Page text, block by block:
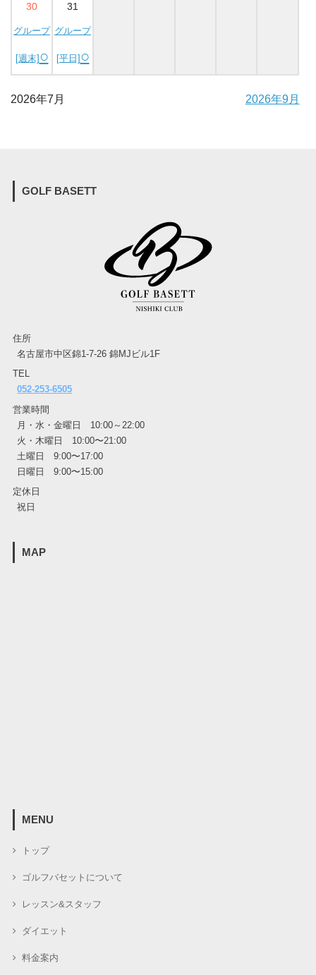
30
グループ
[週末] ○
31
グループ
[平日] ○
2026年7月 2026年9月
GOLF BASETT
住所
名古屋市中区錦1-7-26 錦MJビル1F
TEL
052-253-6505
営業時間
月・水・金曜日 10:00～22:00
火・木曜日 10:00〜21:00
土曜日 9:00〜17:00
日曜日 9:00〜15:00
定休日
祝日
MAP
MENU
トップ
ゴルフバセットについて
レッスン&スタッフ
ダイエット
料金案内